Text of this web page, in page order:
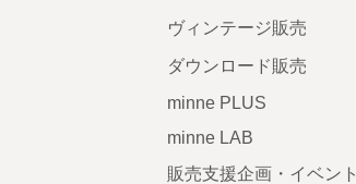
ヴィンテージ販売
ダウンロード販売
minne PLUS
minne LAB
販売支援企画・イベント